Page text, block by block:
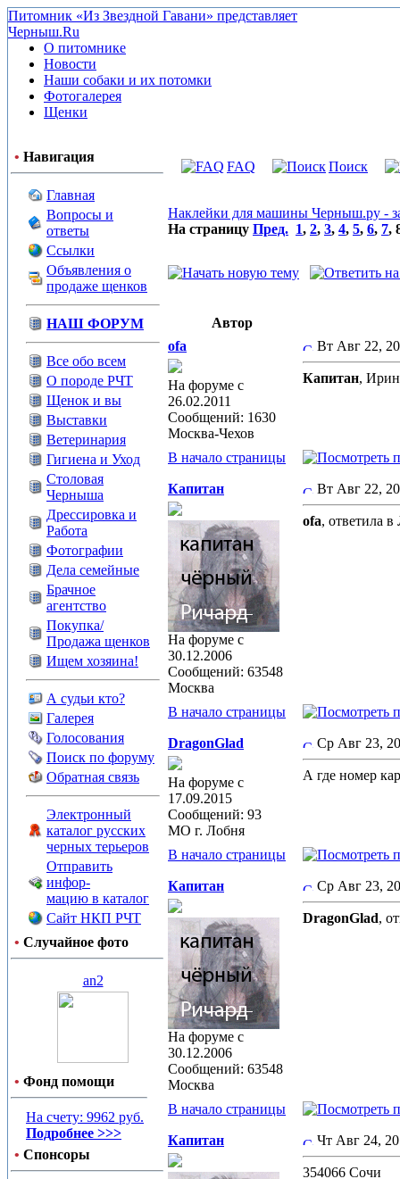
Питомник «Из Звездной Гавани» представляет
Черныш.Ru
О питомнике
Новости
Наши собаки и их потомки
Фотогалерея
Щенки
• Навигация
Главная
Вопросы и
ответы
Ссылки
Объявления о
продаже щенков
НАШ ФОРУМ
Все обо всем
О породе РЧТ
Щенок и вы
Выставки
Ветеринария
Гигиена и Уход
Столовая
Черныша
Дрессировка и
Работа
Фотографии
Дела семейные
Брачное
агентство
Покупка/
Продажа щенков
Ищем хозяина!
А судьи кто?
Галерея
Голосования
Поиск по форуму
Обратная связь
Электронный
каталог русских
черных терьеров
Отправить
инфор-
мацию в каталог
Сайт НКП РЧТ
• Случайное фото
an2
• Фонд помощи
На счету: 9962 руб.
Подробнее >>>
• Спонсоры
FAQ Поиск
Наклейки для машины Черныш.ру -
На страницу Пред. 1, 2, 3, 4, 5, 6, 7,
Автор
ofa
На форуме с
26.02.2011
Сообщений: 1630
Москва-Чехов
Вт Авг 22,
Капитан,
В начало страницы
Капитан
На форуме с
30.12.2006
Сообщений: 63548
Москва
Вт Авг 22,
ofa, ответила
В начало страницы
DragonGlad
На форуме с
17.09.2015
Сообщений: 93
МО г. Лобня
Ср Авг 23,
А где номер
В начало страницы
Капитан
На форуме с
30.12.2006
Сообщений: 63548
Москва
Ср Авг 23,
DragonGlad,
В начало страницы
Капитан Чт Авг 24,
354066 Сочи